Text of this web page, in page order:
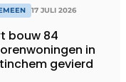
17 JULI 2026
bouw 84
in
gevierd